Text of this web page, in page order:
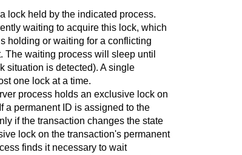
lock held by the indicated process.
waiting to acquire this lock, which
holding or waiting for a conflicting
The waiting process will sleep until
situation is detected). A single
one lock at a time.
process holds an exclusive lock on
a permanent ID is assigned to the
if the transaction changes the state
lock on the transaction's permanent
finds it necessary to wait